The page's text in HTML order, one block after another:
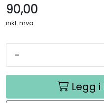
90,00
inkl. mva.
-
Legg
Glass
Bøker